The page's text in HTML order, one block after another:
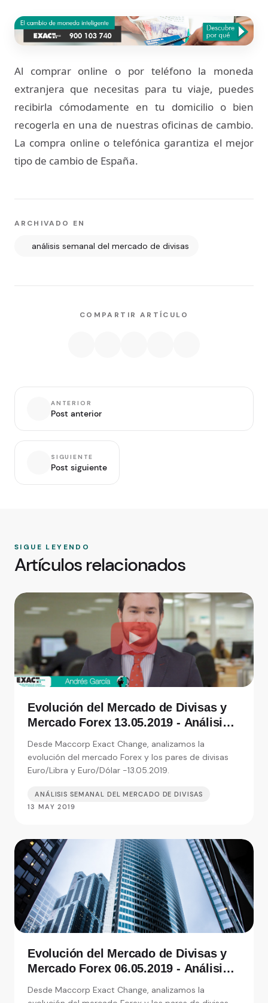
Al comprar online o por teléfono la moneda
extranjera que necesitas para tu viaje, puedes
recibirla cómodamente en tu domicilio o bien
recogerla en una de nuestras oficinas de cambio.
La compra online o telefónica garantiza el mejor
tipo de cambio de España.
ARCHIVADO EN
análisis semanal del mercado de divisas
COMPARTIR ARTÍCULO
ANTERIOR
Post anterior
SIGUIENTE
Post siguiente
SIGUE LEYENDO
Artículos relacionados
Evolución del Mercado de Divisas y
Mercado Forex 13.05.2019 - Análisis
de moneda
Desde Maccorp Exact Change, analizamos la
evolución del mercado Forex y los pares de divisas
Euro/Libra y Euro/Dólar -13.05.2019.
ANÁLISIS SEMANAL DEL MERCADO DE DIVISAS
13 MAY 2019
Evolución del Mercado de Divisas y
Mercado Forex 06.05.2019 - Análisis
de moneda
Desde Maccorp Exact Change, analizamos la